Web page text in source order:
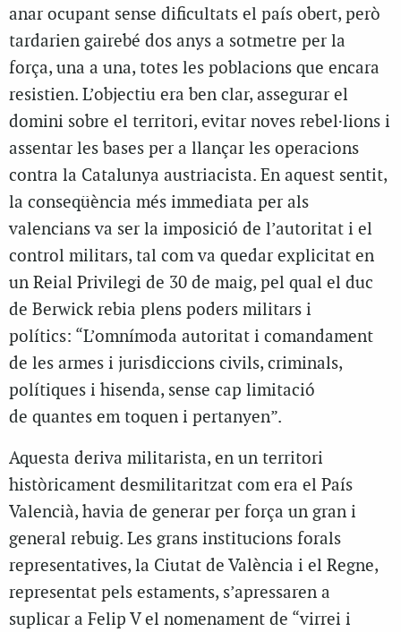
anar ocupant sense dificultats el país obert, però
tardarien gairebé dos anys a sotmetre per la
força, una a una, totes les poblacions que encara
resistien. L’objectiu era ben clar, assegurar el
domini sobre el territori, evitar noves rebel·lions i
assentar les bases per a llançar les operacions
contra la Catalunya austriacista. En aquest sentit,
la conseqüència més immediata per als
valencians va ser la imposició de l’autoritat i el
control militars, tal com va quedar explicitat en
un Reial Privilegi de 30 de maig, pel qual el duc
de Berwick rebia plens poders militars i
polítics: “L’omnímoda autoritat i comandament
de les armes i jurisdiccions civils, criminals,
polítiques i hisenda, sense cap limitació
de quantes em toquen i pertanyen”.
Aquesta deriva militarista, en un territori
històricament desmilitaritzat com era el País
Valencià, havia de generar per força un gran i
general rebuig. Les grans institucions forals
representatives, la Ciutat de València i el Regne,
representat pels estaments, s’apressaren a
suplicar a Felip V el nomenament de “virrei i